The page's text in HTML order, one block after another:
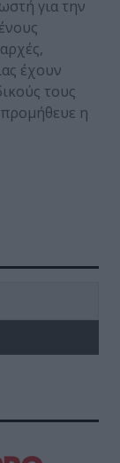
για την
έχουν
τους
η